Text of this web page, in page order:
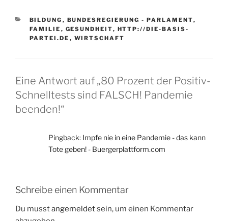
KATEGORIEN
BILDUNG , BUNDESREGIERUNG - PARLAMENT,
FAMILIE , GESUNDHEIT, HTTP://DIE-BASIS-
PARTEI.DE , WIRTSCHAFT
Eine Antwort auf „80 Prozent der Positiv-
Schnelltests sind FALSCH! Pandemie
beenden!“
Pingback: Impfe nie in eine Pandemie - das kann
Tote geben! - Buergerplattform.com
Schreibe einen Kommentar
Du musstangemeldetsein, um einen Kommentar